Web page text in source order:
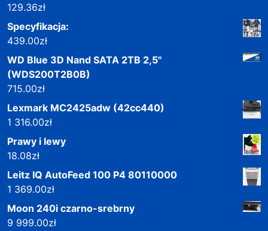
129.36zł
Specyfikacja:
439.00zł
WD Blue 3D Nand SATA 2TB 2,5"
(WDS200T2B0B)
715.00zł
Lexmark MC2425adw (42cc440)
1 316.00zł
Prawy i lewy
18.08zł
Leitz IQ AutoFeed 100 P4 80110000
1 369.00zł
Moon 240i czarno-srebrny
9 999.00zł